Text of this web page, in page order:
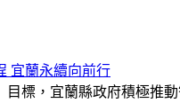
宜蘭永續向前行
目標，宜蘭縣政府積極推